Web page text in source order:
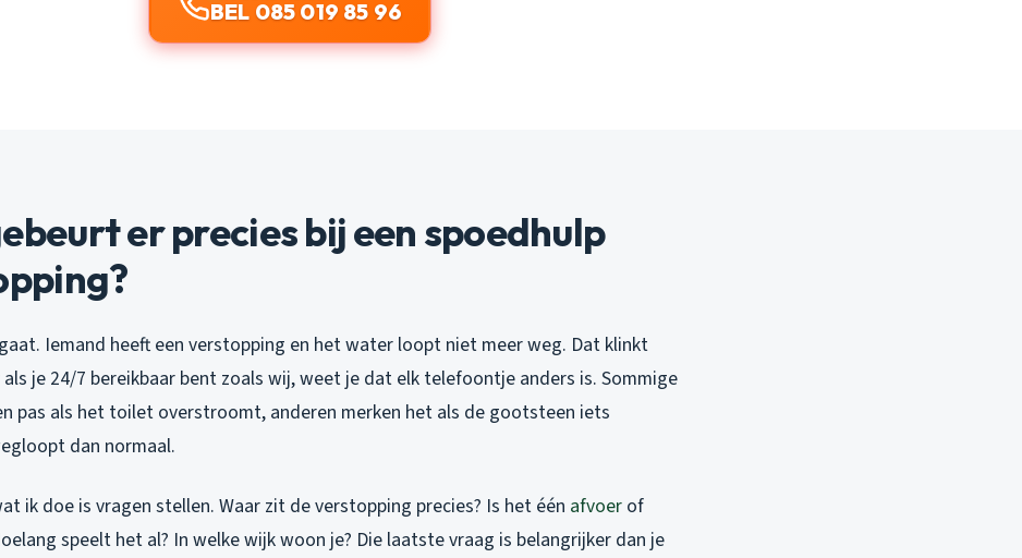
BEL 085 019 85 96
er precies bij een spoedhulp
Iemand heeft een verstopping en het water loopt niet meer weg. Dat klinkt
je 24/7 bereikbaar bent zoals wij, weet je dat elk telefoontje anders is. Sommige
pas als het toilet overstroomt, anderen merken het als de gootsteen iets
dan normaal.
ik doe is vragen stellen. Waar zit de verstopping precies? Is het één afvoer of
speelt het al? In welke wijk woon je? Die laatste vraag is belangrijker dan je